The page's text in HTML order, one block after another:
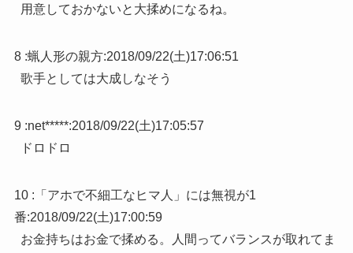
用意しておかないと大揉めになるね。
8 :蝋人形の親方:2018/09/22(土)17:06:51
歌手としては大成しなそう
9 :net*****:2018/09/22(土)17:05:57
ドロドロ
10 : 「アホで不細工なヒマ人」には無視が1
番:2018/09/22(土)17:00:59
お金持ちはお金で揉める。人間ってバランスが取れてま